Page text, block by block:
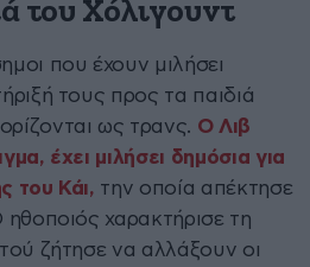
του Χόλιγουντ
που έχουν μιλήσει
τους προς τα παιδιά
ως τρανς. Ο Λιβ
έχει μιλήσει δημόσια για
του Κάι, την οποία απέκτησε
χαρακτήρισε τη
ζήτησε να αλλάξουν οι